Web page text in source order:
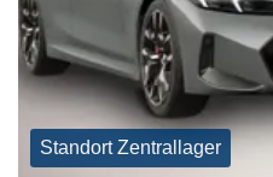
Standort Zentrallager